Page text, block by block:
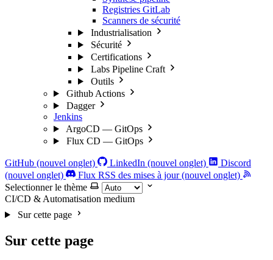
Registries GitLab
Scanners de sécurité
Industrialisation
Sécurité
Certifications
Labs Pipeline Craft
Outils
Github Actions
Dagger
Jenkins
ArgoCD — GitOps
Flux CD — GitOps
GitHub (nouvel onglet) LinkedIn (nouvel onglet)
Discord
(nouvel onglet)
Flux RSS des mises à jour (nouvel onglet)
Selectionner le thème
CI/CD & Automatisation medium
Sur cette page
Sur cette page